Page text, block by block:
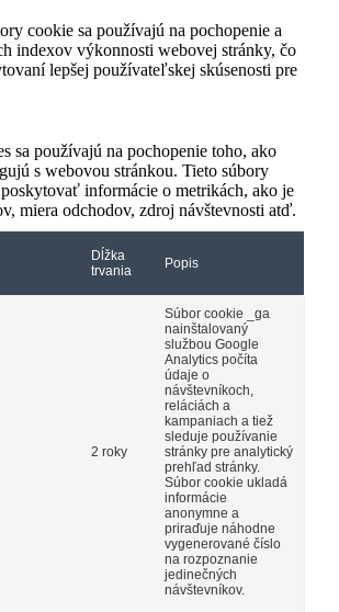
cookie sa používajú na pochopenie a
indexov výkonnosti webovej stránky, čo
lepšej používateľskej skúsenosti pre
sa používajú na pochopenie toho, ako
s webovou stránkou. Tieto súbory
informácie o metrikách, ako je
miera odchodov, zdroj návštevnosti atď.
Dĺžka
trvania
Popis
2 roky
Súbor cookie _ga
nainštalovaný
službou Google
Analytics počíta
údaje o
návštevníkoch,
reláciách a
kampaniach a tiež
sleduje používanie
stránky pre analytický
prehľad stránky.
Súbor cookie ukladá
informácie
anonymne a
priraďuje náhodne
vygenerované číslo
na rozpoznanie
jedinečných
návštevníkov.